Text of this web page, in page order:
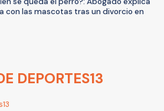
con las mascotas tras un divorcio en
DEPORTES13